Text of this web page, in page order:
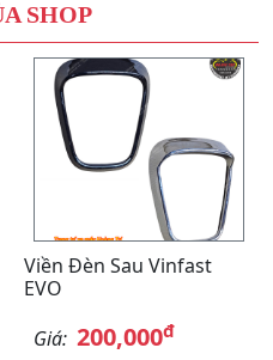
SHOP
Viền Đèn Sau Vinfast
EVO
Giá: 200,000đ